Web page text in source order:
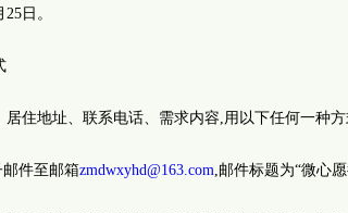
日。
地址、联系电话、需求内容,用以下任何一种方
件至邮箱zmdwxyhd@163.com,邮件标题为“微心愿